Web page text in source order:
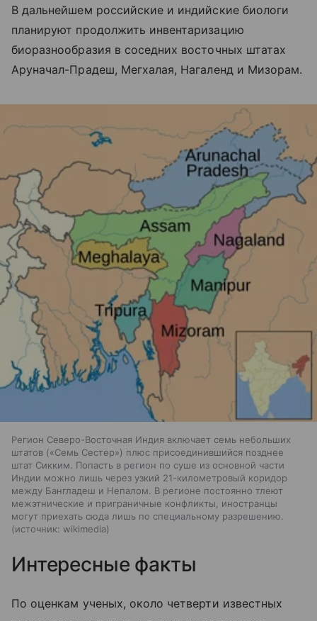
В дальнейшем российские и индийские биологи
планируют продолжить инвентаризацию
биоразнообразия в соседних восточных штатах
Аруначал-Прадеш, Мегхалая, Нагаленд и Мизорам.
Регион Северо-Восточная Индия включает семь небольших
штатов («Семь Сестер») плюс присоединившийся позднее
штат Сикким. Попасть в регион по суше из основной части
Индии можно лишь через узкий 21-километровый коридор
между Бангладеш и Непалом. В регионе постоянно тлеют
межэтнические и приграничные конфликты, иностранцы
могут приехать сюда лишь по специальному разрешению.
источник: wikimedia
Интересные факты
По оценкам ученых, около четверти известных